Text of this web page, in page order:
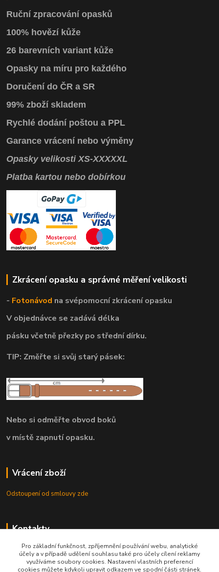
Ruční zpracování opasků
100% hovězí kůže
26 barevních variant kůže
Opasky na míru pro každého
Doručení do ČR a SR
99% zboží skladem
Rychlé dodání poštou a PPL
Garance vrácení nebo výměny
OpaskyvelikostiXS-XXXXXL
Platba kartou nebo dobírkou
Zkrácení opasku a správné měření velikosti
- Fotonávod na svépomocnízkrácení opasku
V objednávce se zadává délka
pásku včetně přezky po střední dírku.
TIP: Změřte si svůj starý pásek:
Nebo si odměřte obvod boků
v místě zapnutí opasku.
Vrácení zboží
Odstoupení od smlouvy zde
Kontakty
8.00 - 22.00 / info@opasky.biz
Pro základní funkčnost, zpříjemnění používání webu, analytické
účely a v případě udělení souhlasu také pro účely cílení reklamy
využíváme soubory cookies. Nastavení vlastních preferencí
cookies můžete kdykoli upravit odkazem ve spodní části stránek.